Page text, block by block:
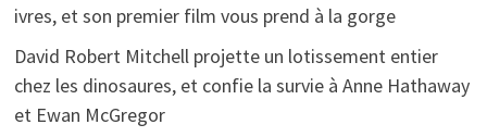
ivres, et son premier film vous prend à la gorge
David Robert Mitchell projette un lotissement entier
chez les dinosaures, et confie la survie à Anne Hathaway
et Ewan McGregor